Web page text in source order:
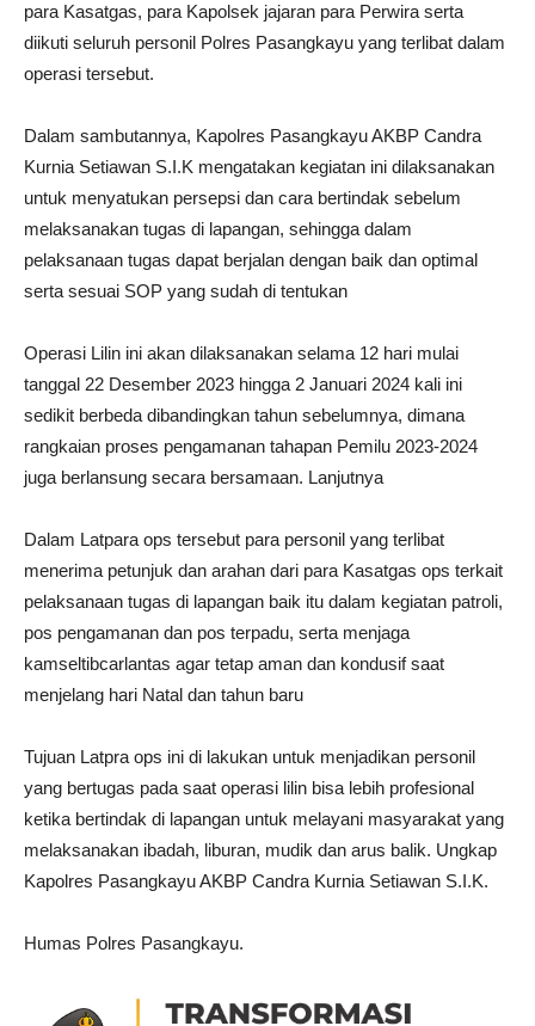
para Kasatgas, para Kapolsek jajaran para Perwira serta
diikuti seluruh personil Polres Pasangkayu yang terlibat dalam
operasi tersebut.
Dalam sambutannya, Kapolres Pasangkayu AKBP Candra
Kurnia Setiawan S.I.K mengatakan kegiatan ini dilaksanakan
untuk menyatukan persepsi dan cara bertindak sebelum
melaksanakan tugas di lapangan, sehingga dalam
pelaksanaan tugas dapat berjalan dengan baik dan optimal
serta sesuai SOP yang sudah di tentukan
Operasi Lilin ini akan dilaksanakan selama 12 hari mulai
tanggal 22 Desember 2023 hingga 2 Januari 2024 kali ini
sedikit berbeda dibandingkan tahun sebelumnya, dimana
rangkaian proses pengamanan tahapan Pemilu 2023-2024
juga berlansung secara bersamaan. Lanjutnya
Dalam Latpara ops tersebut para personil yang terlibat
menerima petunjuk dan arahan dari para Kasatgas ops terkait
pelaksanaan tugas di lapangan baik itu dalam kegiatan patroli,
pos pengamanan dan pos terpadu, serta menjaga
kamseltibcarlantas agar tetap aman dan kondusif saat
menjelang hari Natal dan tahun baru
Tujuan Latpra ops ini di lakukan untuk menjadikan personil
yang bertugas pada saat operasi lilin bisa lebih profesional
ketika bertindak di lapangan untuk melayani masyarakat yang
melaksanakan ibadah, liburan, mudik dan arus balik. Ungkap
Kapolres Pasangkayu AKBP Candra Kurnia Setiawan S.I.K.
Humas Polres Pasangkayu.